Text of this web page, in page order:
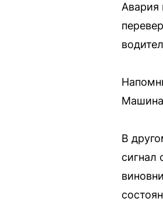
Авария
Машина
В
сигнал